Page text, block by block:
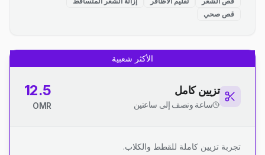
قص صحي
الأكثر شعبية
تزيين كامل
ساعة ونصف إلى ساعتين
12.5
OMR
تجربة تزيين كاملة للقطط والكلاب.